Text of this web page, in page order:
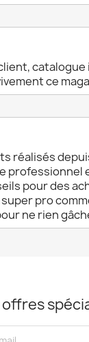
catalogue
ce
réalisés
professionnel
pour des
pro
ne rien